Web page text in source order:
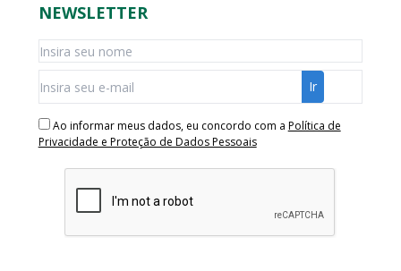
NEWSLETTER
Ao informar meus dados, eu concordo com a Política de
Privacidade e Proteção de Dados Pessoais